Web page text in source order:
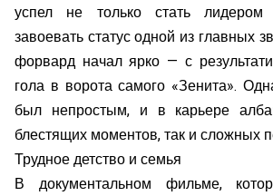
успел не только стать
завоевать статус одной из главных
форвард начал ярко — с
гола в ворота самого «Зенита».
был непростым, и в карьере
блестящих моментов, так и сложных
Трудное детство и семья
В документальном фильме,